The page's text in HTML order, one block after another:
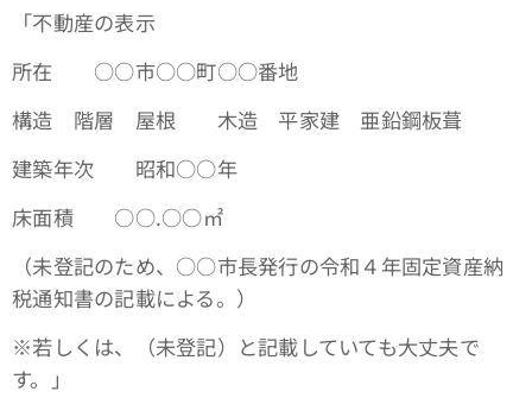
「不動産の表示
所在 ○○市○○町○○番地
構造 階層 屋根 木造 平家建 亜鉛鋼板葺
建築年次 昭和○○年
床面積 ○○.○○㎡
（未登記のため、○○市長発行の令和４年固定資産納
税通知書の記載による。）
※若しくは、（未登記）と記載していても大丈夫で
す。」